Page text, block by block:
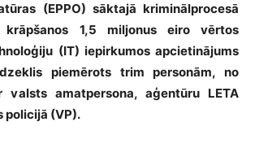
(EPPO) sāktajā kriminālprocesā
1,5 miljonus eiro vērtos
(IT) iepirkumos apcietinājums
piemērots trim personām, no
amatpersona, aģentūru LETA
policijā (VP).